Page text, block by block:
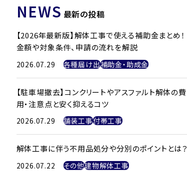
NEWS 最新の投稿
【2026年最新版】解体工事で使える補助金まとめ！
金額や対象条件、申請の流れを解説
2026.07.29 各種届け出補助金・助成金
【駐車場撤去】コンクリートやアスファルト解体の費
用・注意点と安く抑えるコツ
2026.07.29 舗装工事付帯工事
解体工事に伴う不用品処分や分別のポイントとは？
2026.07.22 その他建物解体工事